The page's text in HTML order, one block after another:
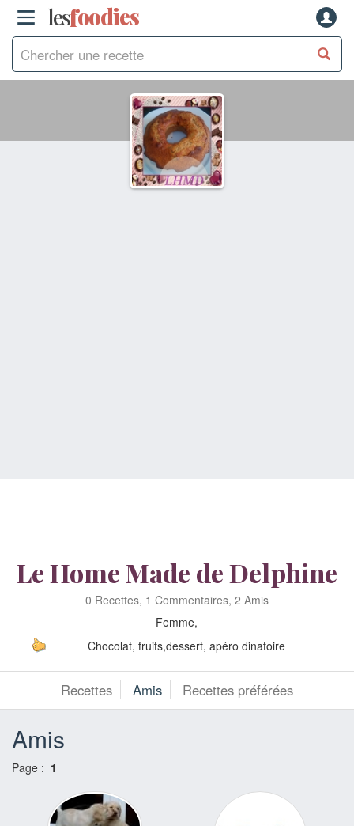
lesfoodies
Le Home Made de Delphine
0 Recettes, 1 Commentaires, 2 Amis
Femme,
Chocolat, fruits,dessert, apéro dinatoire
Recettes Amis Recettes préférées
Amis
Page : 1